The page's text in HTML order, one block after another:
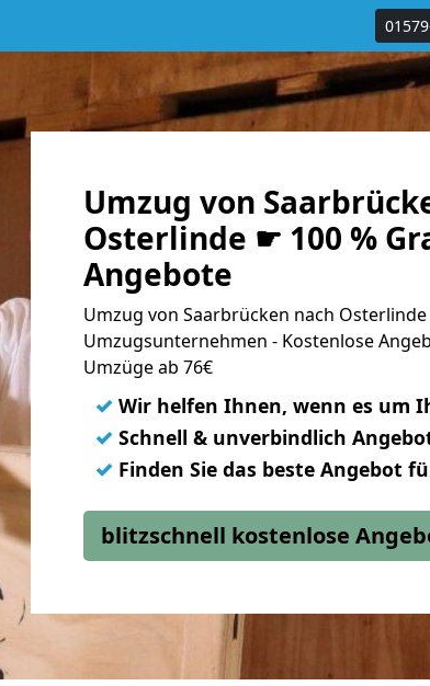
Umzug von
Osterlinde ☛ 100 %
Angebote
Umzug von Saarbrücken nach Osterlinde
Umzugsunternehmen - Kostenlose
Umzüge ab 76€
✓ Wir helfen Ihnen, wenn es um
✓ Schnell & unverbindlich
✓ Finden Sie das beste Angebot
blitzschnell kostenlose